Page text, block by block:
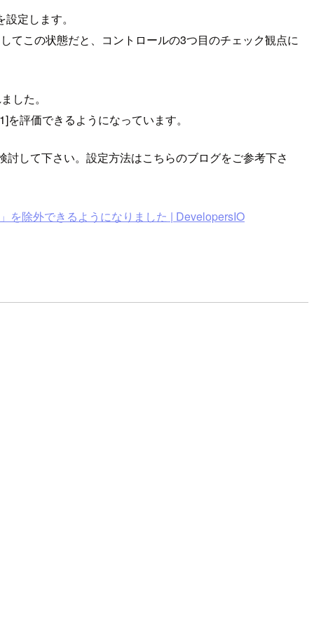
定します。
てこの状態だと、コントロールの3つ目のチェック観点に
した。
評価できるようになっています。
して下さい。設定方法はこちらのブログをご参考下さ
を除外できるようになりました | DevelopersIO